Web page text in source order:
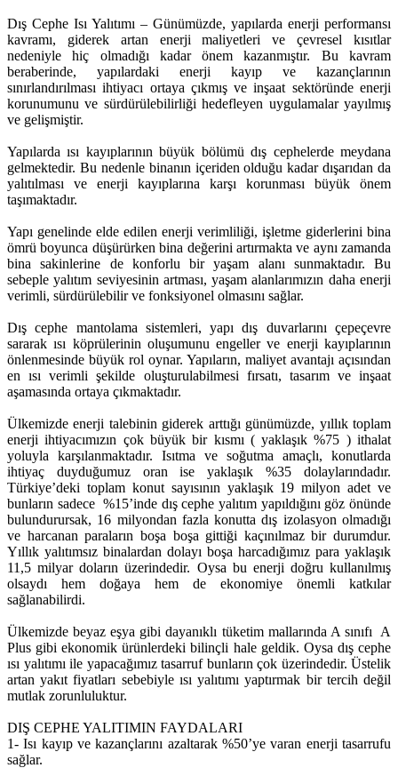
Dış Cephe Isı Yalıtımı – Günümüzde, yapılarda enerji performansı
kavramı, giderek artan enerji maliyetleri ve çevresel kısıtlar
nedeniyle hiç olmadığı kadar önem kazanmıştır. Bu kavram
beraberinde, yapılardaki enerji kayıp ve kazançlarının
sınırlandırılması ihtiyacı ortaya çıkmış ve inşaat sektöründe enerji
korunumunu ve sürdürülebilirliği hedefleyen uygulamalar yayılmış
ve gelişmiştir.
Yapılarda ısı kayıplarının büyük bölümü dış cephelerde meydana
gelmektedir. Bu nedenle binanın içeriden olduğu kadar dışarıdan da
yalıtılması ve enerji kayıplarına karşı korunması büyük önem
taşımaktadır.
Yapı genelinde elde edilen enerji verimliliği, işletme giderlerini bina
ömrü boyunca düşürürken bina değerini artırmakta ve aynı zamanda
bina sakinlerine de konforlu bir yaşam alanı sunmaktadır. Bu
sebeple yalıtım seviyesinin artması, yaşam alanlarımızın daha enerji
verimli, sürdürülebilir ve fonksiyonel olmasını sağlar.
Dış cephe mantolama sistemleri, yapı dış duvarlarını çepeçevre
sararak ısı köprülerinin oluşumunu engeller ve enerji kayıplarının
önlenmesinde büyük rol oynar. Yapıların, maliyet avantajı açısından
en ısı verimli şekilde oluşturulabilmesi fırsatı, tasarım ve inşaat
aşamasında ortaya çıkmaktadır.
Ülkemizde enerji talebinin giderek arttığı günümüzde, yıllık toplam
enerji ihtiyacımızın çok büyük bir kısmı ( yaklaşık %75 ) ithalat
yoluyla karşılanmaktadır. Isıtma ve soğutma amaçlı, konutlarda
ihtiyaç duyduğumuz oran ise yaklaşık %35 dolaylarındadır.
Türkiye’deki toplam konut sayısının yaklaşık 19 milyon adet ve
bunların sadece %15’inde dış cephe yalıtım yapıldığını göz önünde
bulundurursak, 16 milyondan fazla konutta dış izolasyon olmadığı
ve harcanan paraların boşa boşa gittiği kaçınılmaz bir durumdur.
Yıllık yalıtımsız binalardan dolayı boşa harcadığımız para yaklaşık
11,5 milyar doların üzerindedir. Oysa bu enerji doğru kullanılmış
olsaydı hem doğaya hem de ekonomiye önemli katkılar
sağlanabilirdi.
Ülkemizde beyaz eşya gibi dayanıklı tüketim mallarında A sınıfı A
Plus gibi ekonomik ürünlerdeki bilinçli hale geldik. Oysa dış cephe
ısı yalıtımı ile yapacağımız tasarruf bunların çok üzerindedir. Üstelik
artan yakıt fiyatları sebebiyle ısı yalıtımı yaptırmak bir tercih değil
mutlak zorunluluktur.
DIŞ CEPHE YALITIMIN FAYDALARI
1- Isı kayıp ve kazançlarını azaltarak %50’ye varan enerji tasarrufu
sağlar.